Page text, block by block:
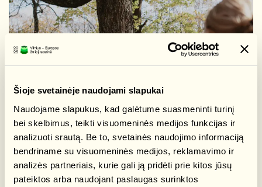
Šioje svetainėje naudojami slapukai
Naudojame slapukus, kad galėtume suasmeninti turinį
bei skelbimus, teikti visuomeninės medijos funkcijas ir
analizuoti srautą. Be to, svetainės naudojimo informaciją
bendriname su visuomeninės medijos, reklamavimo ir
analizės partneriais, kurie gali ją pridėti prie kitos jūsų
pateiktos arba naudojant paslaugas surinktos